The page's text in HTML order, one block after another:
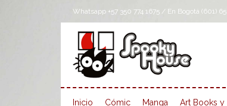
Whatsapp +57 350 774 1675 / En Bogotá (601)
Inicio Cómic Manga
Art Books y